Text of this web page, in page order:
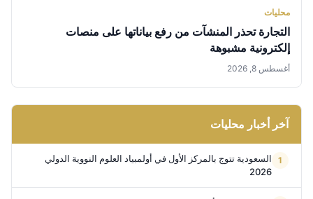
محليات
التجارة تحذر المنشآت من رفع بياناتها على منصات
إلكترونية مشبوهة
أغسطس 8, 2026
آخر أخبار محليات
السعودية تتوج بالمركز الأول في أولمبياد العلوم النووية الدولي
2026